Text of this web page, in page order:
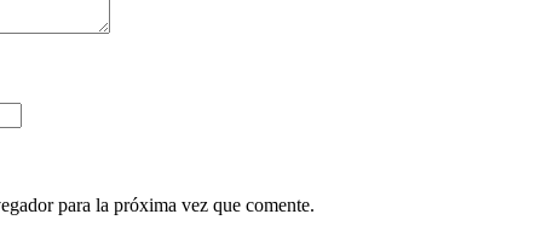
para la próxima vez que comente.